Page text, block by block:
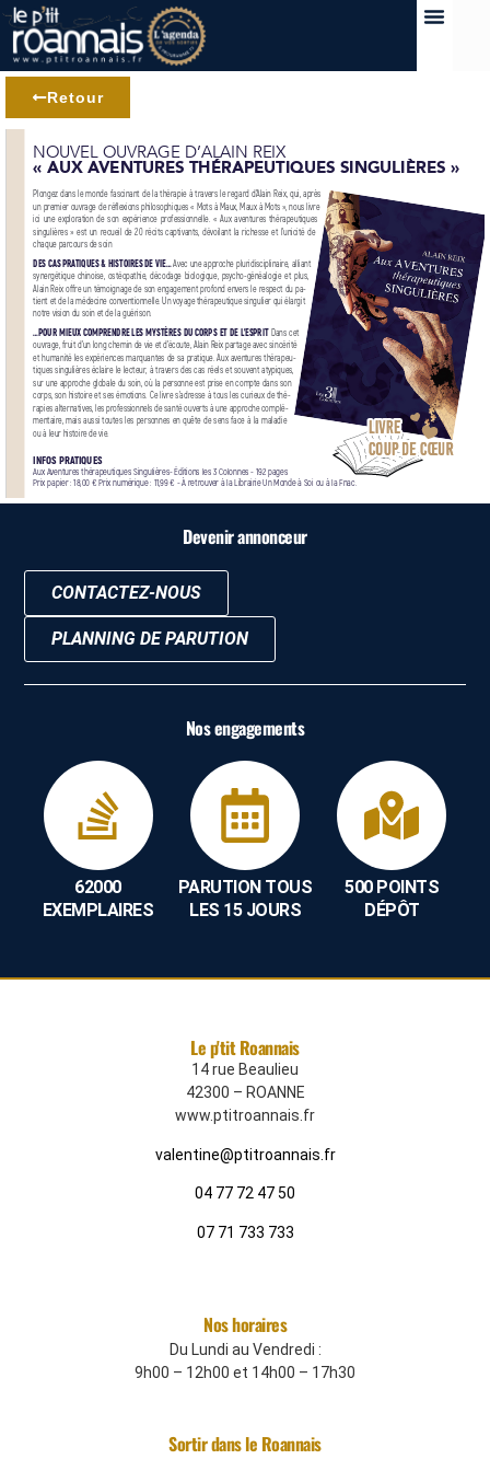
Retour
Devenir annonceur
CONTACTEZ-NOUS
PLANNING DE PARUTION
Nos engagements
62000
EXEMPLAIRES
PARUTION TOUS
LES 15 JOURS
500 POINTS
DÉPÔT
Le p'tit Roannais
14 rue Beaulieu
42300 – ROANNE
www.ptitroannais.fr
valentine@ptitroannais.fr
04 77 72 47 50
07 71 733 733
Nos horaires
Du Lundi au Vendredi :
9h00 – 12h00 et 14h00 – 17h30
Sortir dans le Roannais